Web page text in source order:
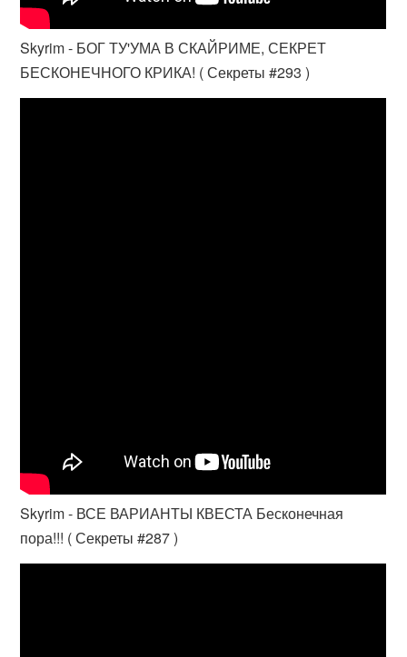
Skyrim - БОГ ТУ'УМА В СКАЙРИМЕ, СЕКРЕТ
БЕСКОНЕЧНОГО КРИКА! ( Секреты #293 )
Skyrim - ВСЕ ВАРИАНТЫ КВЕСТА Бесконечная
пора!!! ( Секреты #287 )